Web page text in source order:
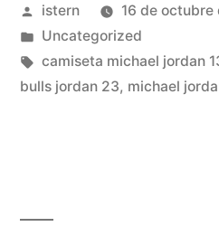
Jordan
1.900
Millones
Publicado
por
istern
16 de octubre
Publicado
en
Uncategorized
Etiquetas:
camiseta michael jordan
bulls jordan 23, michael